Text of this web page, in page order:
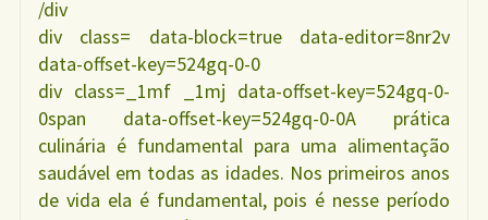
/div
div class= data-block=true data-editor=8nr2v
data-offset-key=524gq-0-0
div class=_1mf _1mj data-offset-key=524gq-0-
0span data-offset-key=524gq-0-0A prática
culinária é fundamental para uma alimentação
saudável em todas as idades. Nos primeiros anos
de vida ela é fundamental, pois é nesse período